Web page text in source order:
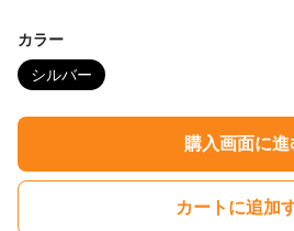
カラー
シルバー
購入画面に進
カートに追加